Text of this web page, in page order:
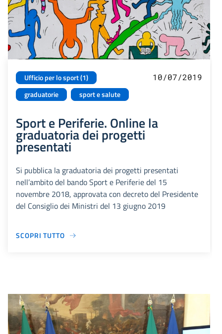
Ufficio per lo sport (1)
graduatorie
sport e salute
10/07/2019
Sport e Periferie. Online la
graduatoria dei progetti
presentati
Si pubblica la graduatoria dei progetti presentati
nell’ambito del bando Sport e Periferie del 15
novembre 2018, approvata con decreto del Presidente
del Consiglio dei Ministri del 13 giugno 2019
SCOPRI TUTTO